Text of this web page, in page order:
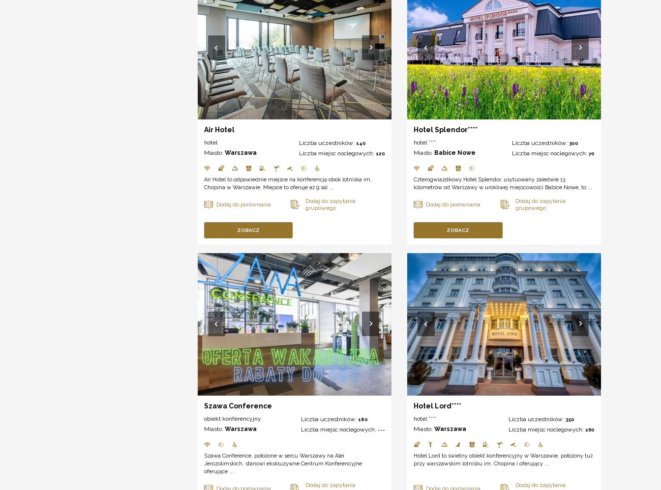
Air Hotel
hotel
Miasto: Warszawa
Liczba uczestników:140
Liczba miejsc noclegowych:120
Air Hotel to odpowiednie miejsce na konferencję obok lotniska im.
Chopina w Warszawie. Miejsce to oferuje aż 9 sal ...
ZOBACZ
Hotel Splendor****
hotel ****
Miasto: Babice Nowe
Liczba uczestników: 300
Liczba miejsc noclegowych: 70
Czterogwiazdkowy Hotel Splendor, usytuowany zaledwie 13
kilometrów od Warszawy w urokliwej miejscowości Babice Nowe, to ...
ZOBACZ
Szawa Conference
obiekt konferencyjny
Miasto: Warszawa
Liczba uczestników:180
Liczba miejsc noclegowych: ---
Szawa Conference, położone w sercu Warszawy na Alei
Jerozolimskich, stanowi ekskluzywne Centrum Konferencyjne
oferujące ...
Hotel Lord****
hotel ****
Miasto:Warszawa
Liczba uczestników: 350
Liczba miejsc noclegowych: 160
Hotel Lord to świetny obiekt konferencyjny w Warszawie, położony tuż
przy warszawskim lotnisku im. Chopina i oferujący ...